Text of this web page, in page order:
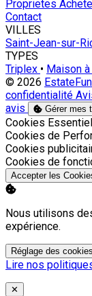
Proprietes
Contact
VILLES
Saint-Jean-sur-
TYPES
Triplex • Maison
© 2026
confidentialité
avis
Gérer mes
Activer
Cookies
Activer
Cookies de
Activer
Cookies
Activer
Cookies de
Accepter les
Nous utilisons
expérience.
Réglage des cookies
Lire nos
Close
✕